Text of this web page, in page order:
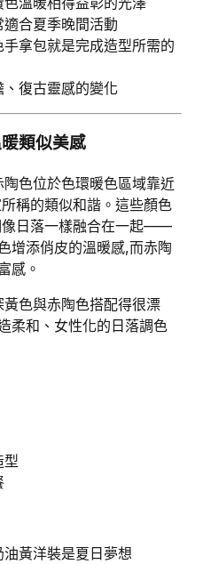
合夏季晚間活動
拿包就是完成造型所需的
復古靈感的變化
類似美感
色位於色環暖色區域靠近
稱的類似和諧。這些顏色
像日落一樣融合在一起——
增添俏皮的溫暖感,而赤陶
感。
色與赤陶色搭配得很漂
柔和、女性化的日落調色
型
黃洋裝是夏日夢想